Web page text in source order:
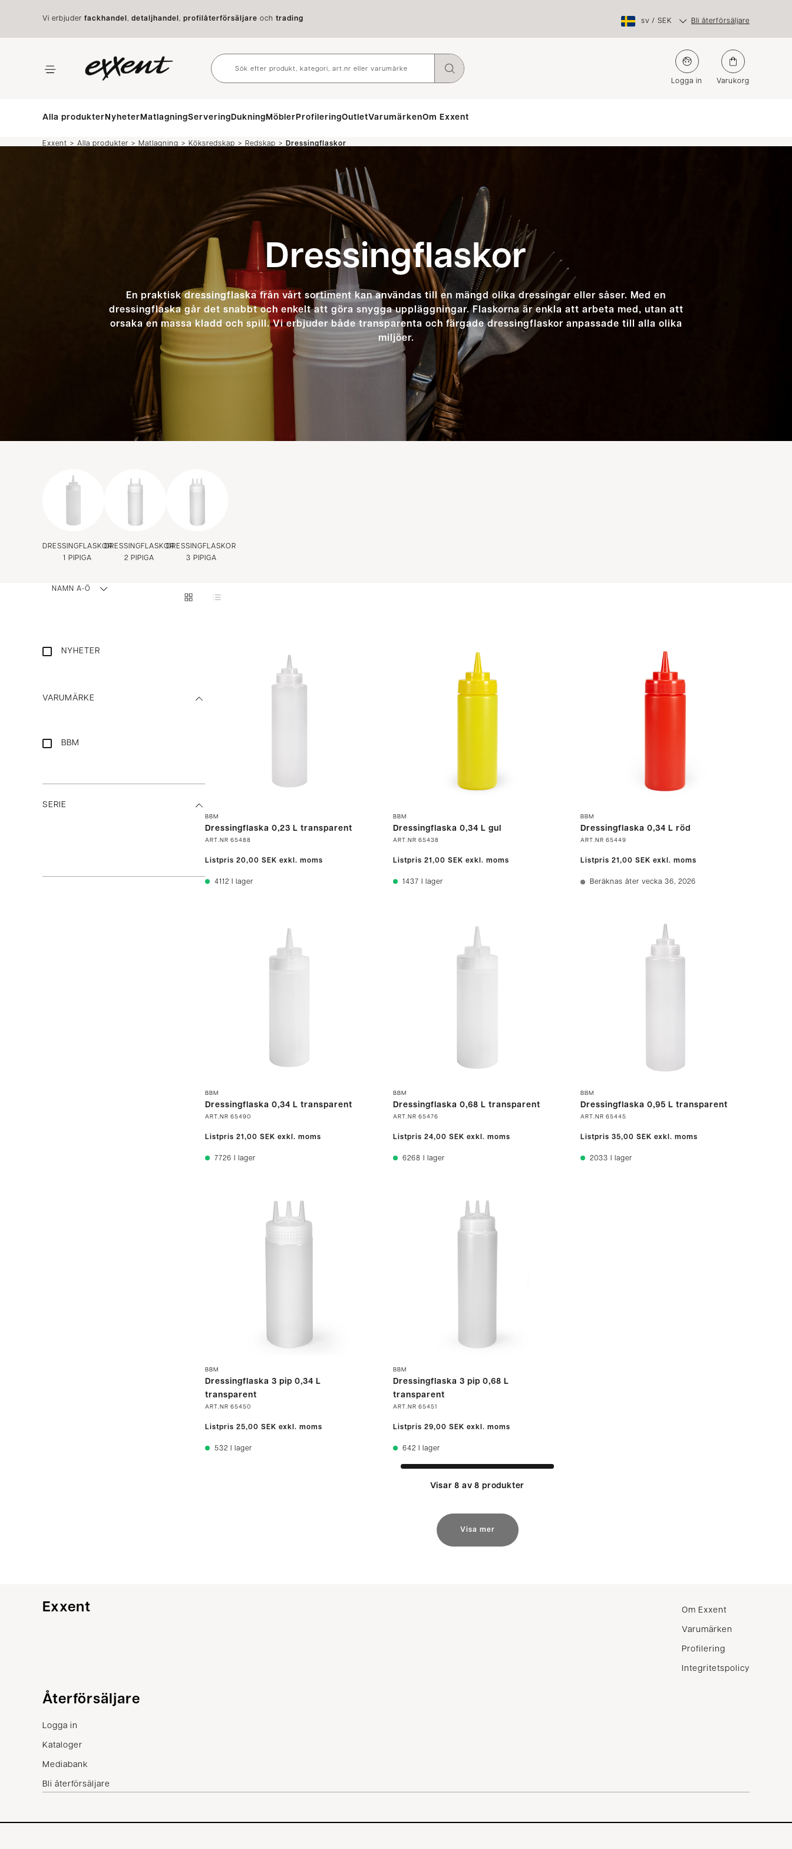
Vi erbjuder fackhandel , detaljhandel , profilåterförsäljare och trading sv / SEK Bli återförsäljare
Logga in Varukorg
Alla produkterNyheterMatlagningServeringDukningMöblerProfileringOutletVarumärkenOm Exxent
Exxent > Alla produkter > Matlagning > Köksredskap > Redskap > Dressingflaskor
Dressingflaskor
En praktisk dressingflaska från vårt sortiment kan användas till en mängd olika dressingar eller såser. Med en
dressingflaska går det snabbt och enkelt att göra snygga uppläggningar. Flaskorna är enkla att arbeta med, utan att
orsaka en massa kladd och spill. Vi erbjuder både transparenta och färgade dressingflaskor anpassade till alla olika
miljöer.
DRESSINGFLASKOR
1 PIPIGA
DRESSINGFLASKOR
2 PIPIGA
DRESSINGFLASKOR
3 PIPIGA
NAMN A-Ö
NYHETER
VARUMÄRKE
BBM
SERIE
BBM
Dressingflaska 0,23 L transparent
ART.NR 65488
Listpris 20,00 SEK exkl. moms
4112 I lager
BBM
Dressingflaska 0,34 L gul
ART.NR 65438
Listpris 21,00 SEK exkl. moms
1437 I lager
BBM
Dressingflaska 0,34 L röd
ART.NR 65449
Listpris 21,00 SEK exkl. moms
Beräknas åter vecka 36, 2026
BBM
Dressingflaska 0,34 L transparent
ART.NR 65490
Listpris 21,00 SEK exkl. moms
7726 I lager
BBM
Dressingflaska 0,68 L transparent
ART.NR 65476
Listpris 24,00 SEK exkl. moms
6268 I lager
BBM
Dressingflaska 0,95 L transparent
ART.NR 65445
Listpris 35,00 SEK exkl. moms
2033 I lager
BBM
Dressingflaska 3 pip 0,34 L
transparent
ART.NR 65450
Listpris 25,00 SEK exkl. moms
532 I lager
BBM
Dressingflaska 3 pip 0,68 L
transparent
ART.NR 65451
Listpris 29,00 SEK exkl. moms
642 I lager
Visar 8 av 8 produkter
Visa mer
Exxent Om Exxent
Varumärken
Profilering
Integritetspolicy
Kundservice
Kontakta oss
Villkor
Reklamation
Återförsäljare
Logga in
Kataloger
Mediabank
Bli återförsäljare